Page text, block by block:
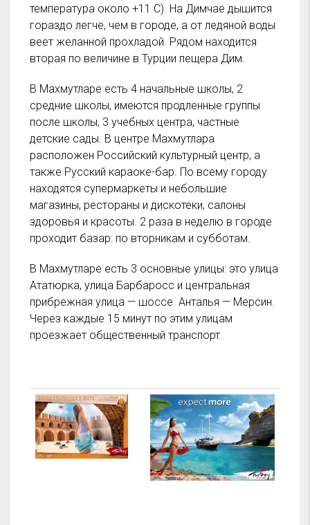
температура около +11 С). На Димчае дышится
гораздо легче, чем в городе, а от ледяной воды
веет желанной прохладой. Рядом находится
вторая по величине в Турции пещера Дим.
В Махмутларе есть 4 начальные школы, 2
средние школы, имеются продленные группы
после школы, 3 учебных центра, частные
детские сады. В центре Махмутлара
расположен Российский культурный центр, а
также Русский караоке-бар. По всему городу
находятся супермаркеты и небольшие
магазины, рестораны и дискотеки, салоны
здоровья и красоты. 2 раза в неделю в городе
проходит базар: по вторникам и субботам.
В Махмутларе есть 3 основные улицы: это улица
Ататюрка, улица Барбаросс и центральная
прибрежная улица — шоссе Анталья — Мерсин.
Через каждые 15 минут по этим улицам
проезжает общественный транспорт.